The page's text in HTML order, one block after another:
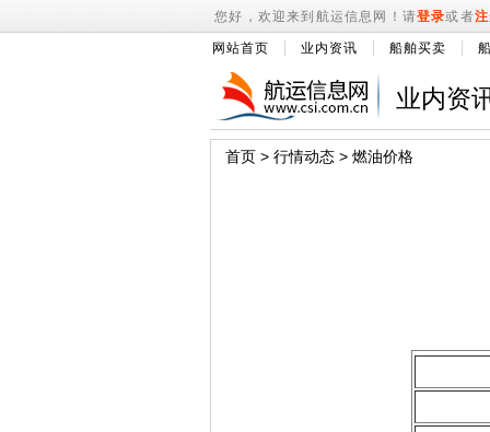
您好，欢迎来到航运信息网！请登录或者
网站首页 业内资讯 船舶买卖
业内资
首页 > 行情动态 > 燃油价格